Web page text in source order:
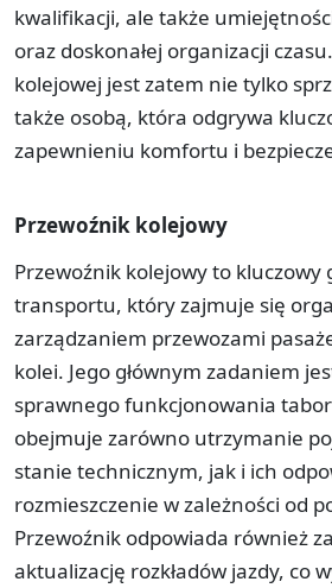
kwalifikacji, ale także
oraz doskonałej organizacji
kolejowej jest zatem nie tylko
także osobą, która odgrywa
zapewnieniu komfortu i
Przewoźnik kolejowy
Przewoźnik kolejowy to kluczowy
transportu, który zajmuje się
zarządzaniem przewozami
kolei. Jego głównym zadaniem
sprawnego funkcjonowania
obejmuje zarówno utrzymanie
stanie technicznym, jak i ich
rozmieszczenie w zależności od
Przewoźnik odpowiada również
aktualizację rozkładów jazdy, co